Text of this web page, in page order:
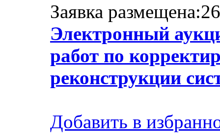
Заявка
Электронный
работ по
реконструкции
Добавить в